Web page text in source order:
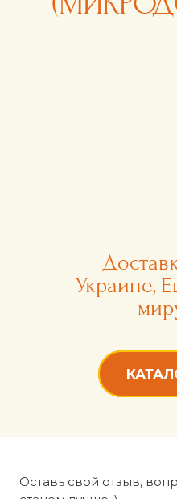
Украине,
Оставь свой отзыв,